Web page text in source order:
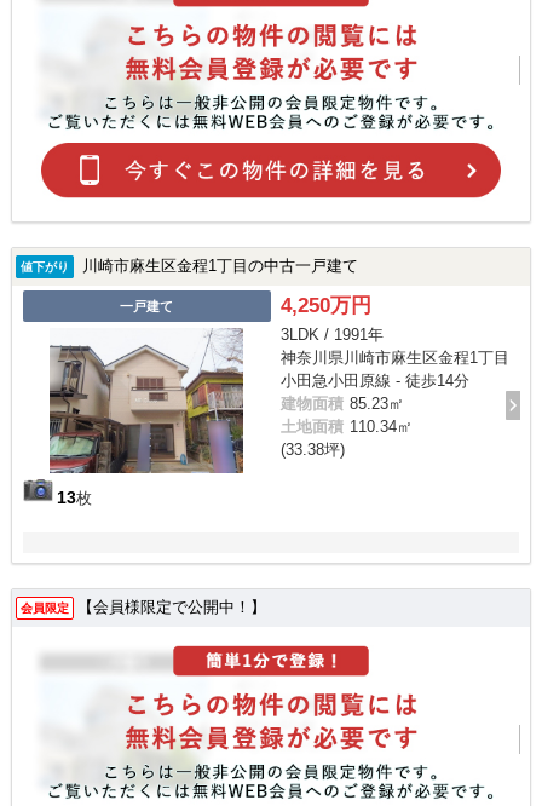
値下がり 川崎市麻生区金程1丁目の中古一戸建て
一戸建て
13枚
4,250万円
3LDK / 1991年
神奈川県川崎市麻生区金程1丁目
小田急小田原線 - 徒歩14分
建物面積 85.23㎡
土地面積 110.34㎡
(33.38坪)
会員限定 【会員様限定で公開中！】